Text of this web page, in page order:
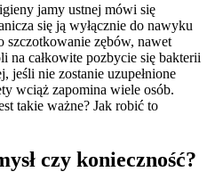
jamy ustnej mówi się
się ją wyłącznie do nawyku
szczotkowanie zębów, nawet
na całkowite pozbycie się bakterii
jeśli nie zostanie uzupełnione
wciąż zapomina wiele osób.
takie ważne? Jak robić to
czy konieczność?